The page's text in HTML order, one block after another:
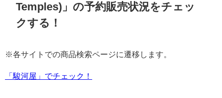
Temples)」の予約販売状況をチェッ
クする！
※各サイトでの商品検索ページに遷移します。
「駿河屋」でチェック！